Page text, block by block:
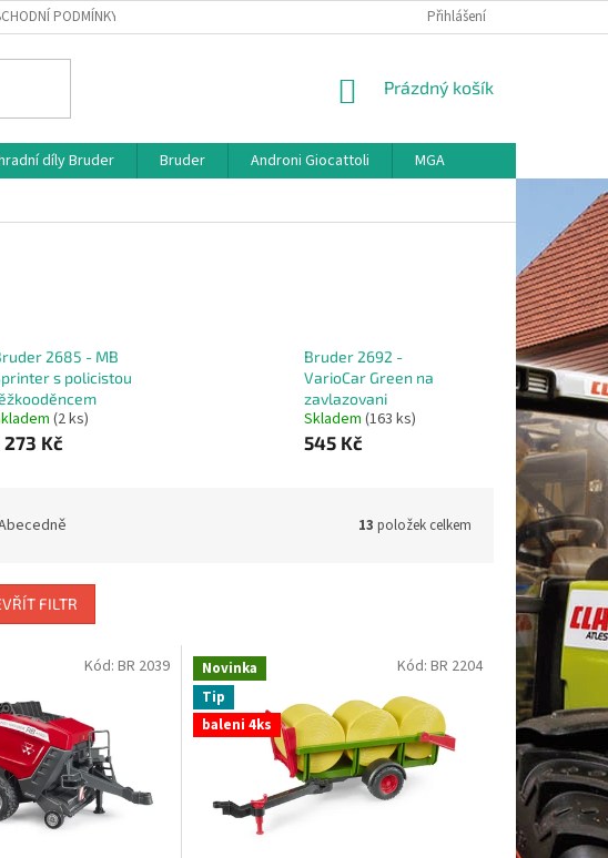
PODMÍNKY MAPA SERVERU
Přihlášení
NÁKUPNÍ
Prázdný košík
díly Bruder Bruder Androni Giocattoli
MGA
2685 - MB
s policistou
(2 ks)
273 Kč
Bruder 2692 -
VarioCar Green na
zavlazovani
Skladem (163 ks)
545 Kč
13 položek celkem
FILTR
Kód: BR 2039
Novinka
Tip
baleni 4ks
Kód: BR 2204